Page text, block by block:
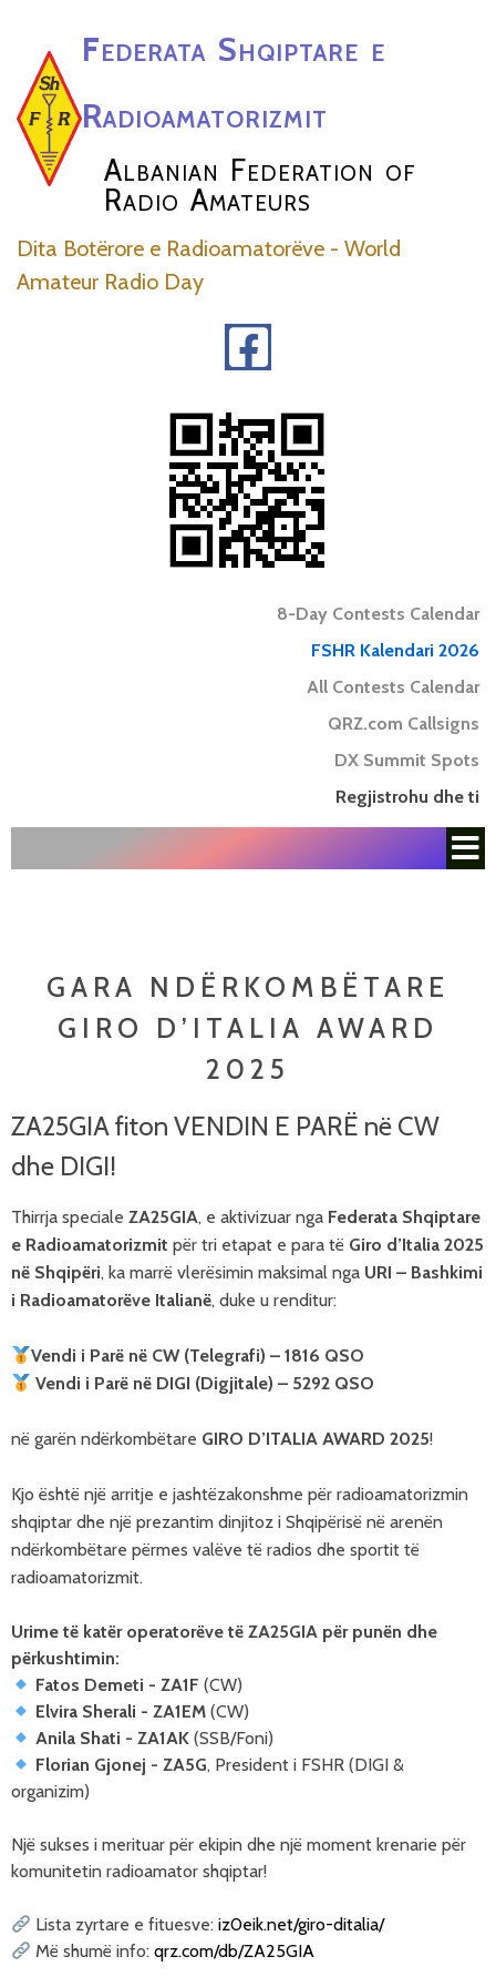
Federata Shqiptare e
Radioamatorizmit
Albanian Federation of
Radio Amateurs
Dita Botërore e Radioamatorëve - World
Amateur Radio Day
8-Day Contests Calendar
FSHR Kalendari 2026
All Contests Calendar
QRZ.com Callsigns
DX Summit Spots
Regjistrohu dhe ti
GARA NDËRKOMBËTARE
GIRO D’ITALIA AWARD
2025
ZA25GIA fiton VENDIN E PARË në CW
dhe DIGI!
Thirrja speciale ZA25GIA, e aktivizuar nga Federata Shqiptare
e Radioamatorizmit për tri etapat e para të Giro d’Italia 2025
në Shqipëri, ka marrë vlerësimin maksimal nga URI – Bashkimi
i Radioamatorëve Italianë, duke u renditur:
Vendi i Parë në CW (Telegrafi) – 1816 QSO
Vendi i Parë në DIGI (Digjitale) – 5292 QSO
në garën ndërkombëtare GIRO D’ITALIA AWARD 2025!
Kjo është një arritje e jashtëzakonshme për radioamatorizmin
shqiptar dhe një prezantim dinjitoz i Shqipërisë në arenën
ndërkombëtare përmes valëve të radios dhe sportit të
radioamatorizmit.
Urime të katër operatorëve të ZA25GIA për punën dhe
përkushtimin:
Fatos Demeti - ZA1F
Elvira Sherali - ZA1EM
Anila Shati - ZA1AK
Florian Gjonej - ZA5G, President i FSHR (DIGI &
organizim)
Një sukses i merituar për ekipin dhe një moment krenarie për
komunitetin radioamator shqiptar!
Lista zyrtare e fituesve: iz0eik.net/giro-ditalia/
Më shumë info: qrz.com/db/ZA25GIA